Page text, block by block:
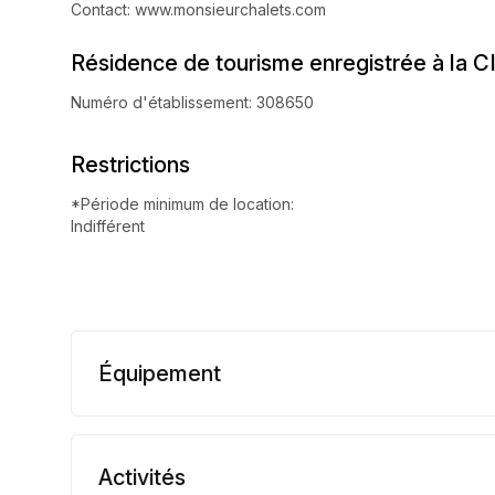
Contact: www.monsieurchalets.com
Résidence de tourisme enregistrée à la
Numéro d'établissement: 308650
Restrictions
*Période minimum de location:
Indifférent
Équipement
Activités